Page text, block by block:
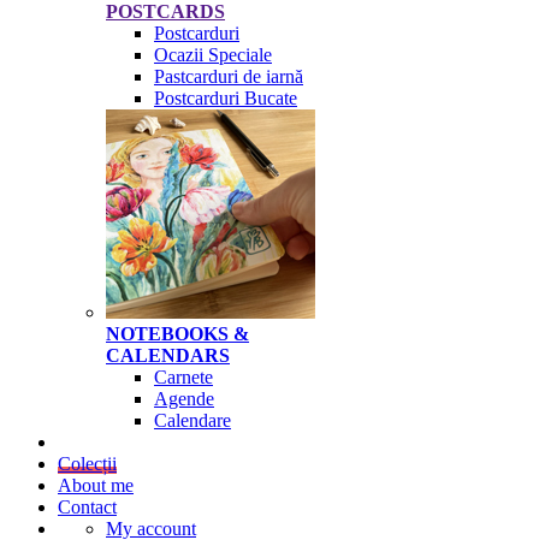
POSTCARDS
Postcarduri
Ocazii Speciale
Pastcarduri de iarnă
Postcarduri Bucate
NOTEBOOKS &
CALENDARS
Carnete
Agende
Calendare
Colecții
About me
Contact
My account